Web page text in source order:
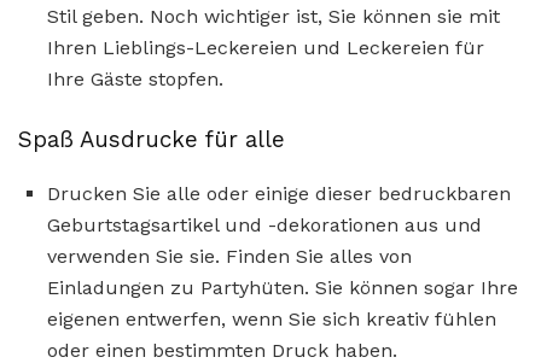
Stil geben. Noch wichtiger ist, Sie können sie mit
Ihren Lieblings-Leckereien und Leckereien für
Ihre Gäste stopfen.
Spaß Ausdrucke für alle
Drucken Sie alle oder einige dieser bedruckbaren
Geburtstagsartikel und -dekorationen aus und
verwenden Sie sie. Finden Sie alles von
Einladungen zu Partyhüten. Sie können sogar Ihre
eigenen entwerfen, wenn Sie sich kreativ fühlen
oder einen bestimmten Druck haben.